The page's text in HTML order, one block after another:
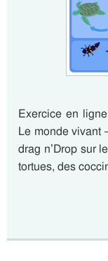
Exercice en
Le monde vivant
drag n’Drop sur
tortues, des